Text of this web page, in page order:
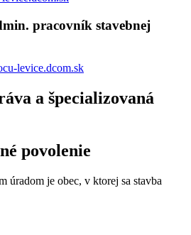
pracovník stavebnej
levice.dcom.sk
a špecializovaná
povolenie
úradom je obec, v ktorej sa stavba